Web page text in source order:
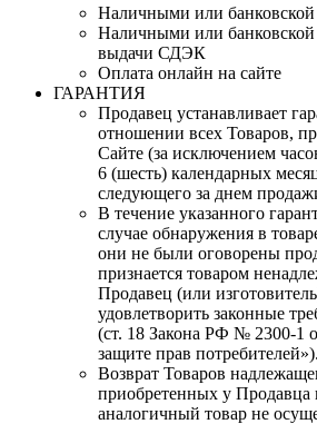
Наличными или банковской
Наличными или банковской
выдачи СДЭК
Оплата онлайн на сайте
ГАРАНТИЯ
Продавец устанавливает
отношении всех Товаров,
Сайте (за исключением
6 (шесть) календарных
следующего за днем
В течение указанного
случае обнаружения в
они не были оговорены
признается товаром
Продавец (или
удовлетворить законные
(ст. 18 Закона РФ № 2300-1
защите прав потребителей»).
Возврат Товаров
приобретенных у Продавца
аналогичный товар не